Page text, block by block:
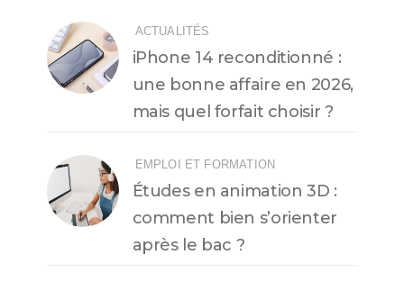
ACTUALITÉS
iPhone 14 reconditionné :
une bonne affaire en 2026,
mais quel forfait choisir ?
EMPLOI ET FORMATION
Études en animation 3D :
comment bien s’orienter
après le bac ?